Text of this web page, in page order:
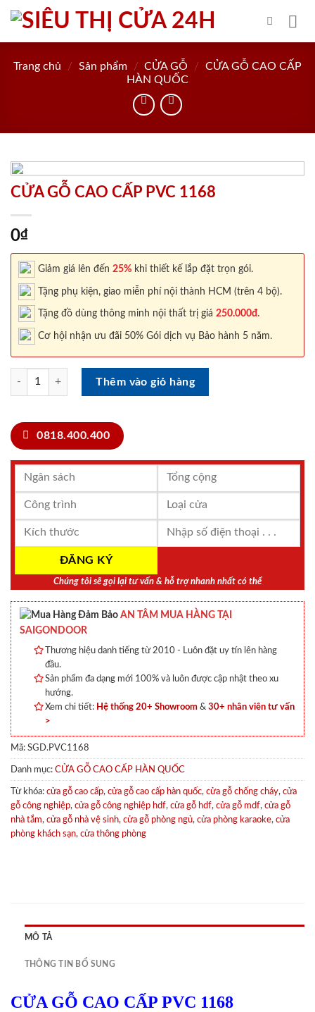
Skip
content
Trang chủ / Sản phẩm / CỬA GỖ /
CỬA GỖ CAO CẤP
HÀN QUỐC
CỬA GỖ CAO CẤP PVC 1168
0₫
Giảm giá lên đến 25% khi thiết kế lắp đặt trọn gói.
Tặng phụ kiện, giao miễn phí nội thành HCM (trên 4 bộ).
Tặng đồ dùng thông minh nội thất trị giá 250.000đ.
Cơ hội nhận ưu đãi 50% Gói dịch vụ Bảo hành 5 năm.
CỬA GỖ CAO CẤP PVC 1168 số lượng
Thêm vào giỏ hàng
0818.400.400
Chúng tôi sẽ gọi lại tư vấn & hỗ trợ nhanh nhất có thể
AN TÂM MUA HÀNG TẠI
SAIGONDOOR
Thương hiệu danh tiếng từ 2010 - Luôn đặt uy tín lên hàng
đầu.
Sản phẩm đa dạng mới 100% và luôn được cập nhật theo xu
hướng.
Xem chi tiết: Hệ thống 20+ Showroom & 30+ nhân viên tư vấn
>
Mã: SGD.PVC1168
Danh mục: CỬA GỖ CAO CẤP HÀN QUỐC
Từ khóa: cửa gỗ cao cấp, cửa gỗ cao cấp hàn quốc, cửa gỗ chống cháy, cửa
gỗ công nghiệp, cửa gỗ công nghiệp hdf, cửa gỗ hdf, cửa gỗ mdf, cửa gỗ
nhà tắm, cửa gỗ nhà vệ sinh, cửa gỗ phòng ngủ, cửa phòng karaoke, cửa
phòng khách sạn, cửa thông phòng
MÔ TẢ
THÔNG TIN BỔ SUNG
CỬA GỖ CAO CẤP PVC 1168